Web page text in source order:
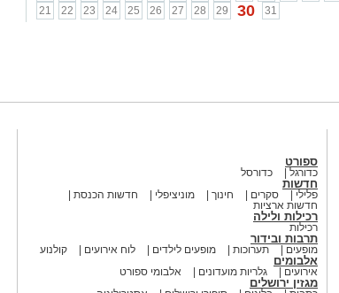
21
22 23 24 25 26 27 28 29 30 31
ספורט
כדורגל כדורסל
חדשות
פלילי סקרים חינוך מוניציפלי
חדשות הכנסת
חדשות ארציות
רכילות ולילה
רכילות
תרבות ובידור
מופעים תערוכות מופעים לילדים לוח אירועים קולנוע
אלבומים
אירועים גלריות מועדונים אלבומי ספורט
מגזין ירושלים